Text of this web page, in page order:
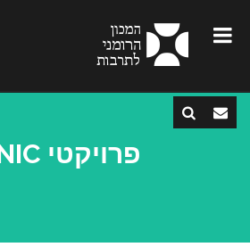
פרויקטי EUNIC